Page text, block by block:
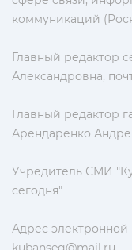
коммуникаций
Главный редактор
Александровна,
Главный редактор
Арендаренко
Учредитель СМИ
сегодня"
Адрес